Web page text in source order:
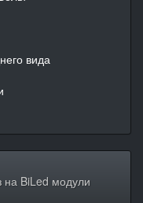
вида
на BiLed модули